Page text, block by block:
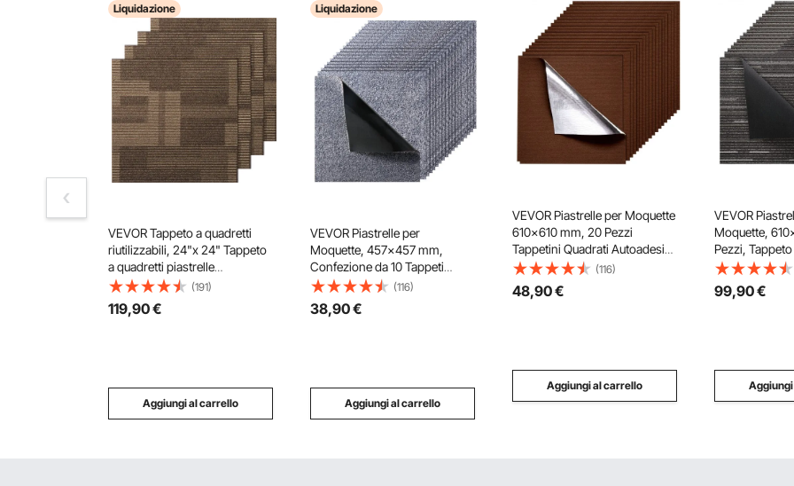
Liquidazione
VEVOR Tappeto a quadretti
riutilizzabili, 24"x 24" Tappeto
a quadretti piastrelle
pavimentazione, Morbido
tappeto a quadretti, per
camera da letto soggiorno
(191)
119,90€
Aggiungi al carrello
Liquidazione
VEVOR Piastrelle per
Moquette, 457x457 mm,
Confezione da 10 Tappeti
Quadrati Staccabili e
Attaccabili, Autoadesive per
Pavimenti Morbidi Imbottiti per
(116)
38,90€
Aggiungi al carrello
VEVOR Piastrelle per Moquette
610x610 mm, 20 Pezzi
Tappetini Quadrati Autoadesivi,
Morbidi Imbottiti per Pavimenti
Senza Cuciture 7,4㎡, Facile
Sostituzione per Soggiorno,
(116)
48,90€
Aggiungi al carrello
VEVOR
Moquette,
Pezzi,
Modulare,
Imbottito per
Cuciture 8,9㎡
99,90€